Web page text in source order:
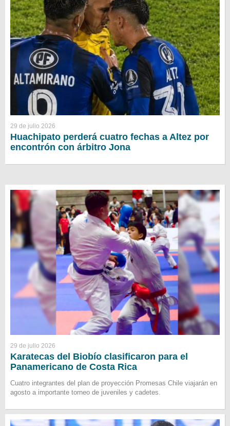
29 de julio 2026
Huachipato perderá cuatro fechas a Altez por
encontrón con árbitro Jona
29 de julio 2026
Karatecas del Biobío clasificaron para el
Panamericano de Costa Rica
Cuatro integrantes del plan de proyección Promesas Chile viajarán en
agosto a importante torneo de juveniles y cadetes.